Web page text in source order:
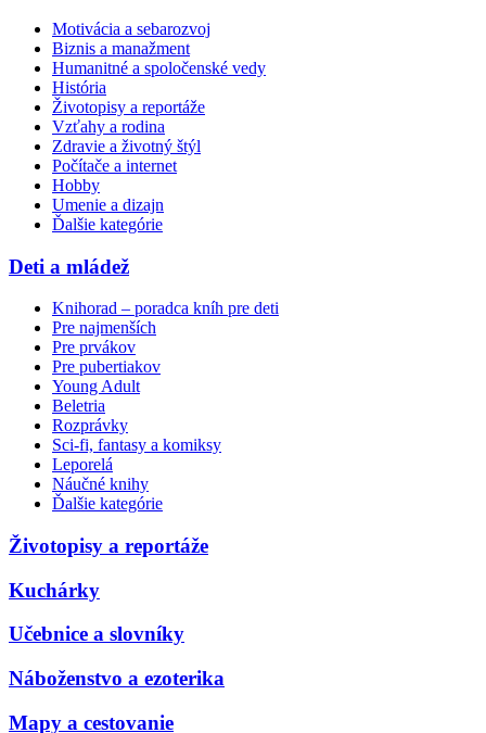
Motivácia a sebarozvoj
Biznis a manažment
Humanitné a spoločenské vedy
História
Životopisy a reportáže
Vzťahy a rodina
Zdravie a životný štýl
Počítače a internet
Hobby
Umenie a dizajn
Ďalšie kategórie
Deti a mládež
Knihorad – poradca kníh pre deti
Pre najmenších
Pre prvákov
Pre pubertiakov
Young Adult
Beletria
Rozprávky
Sci-fi, fantasy a komiksy
Leporelá
Náučné knihy
Ďalšie kategórie
Životopisy a reportáže
Kuchárky
Učebnice a slovníky
Náboženstvo a ezoterika
Mapy a cestovanie